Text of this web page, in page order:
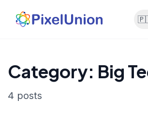
Category: Big
4 posts